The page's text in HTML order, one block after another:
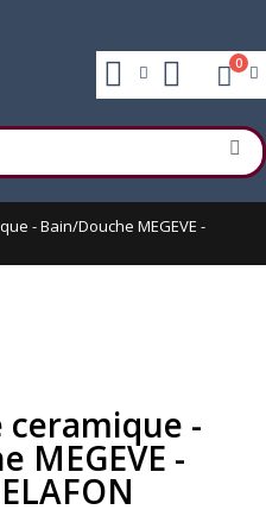
0
- Bain/Douche MEGEVE -
ceramique -
MEGEVE -